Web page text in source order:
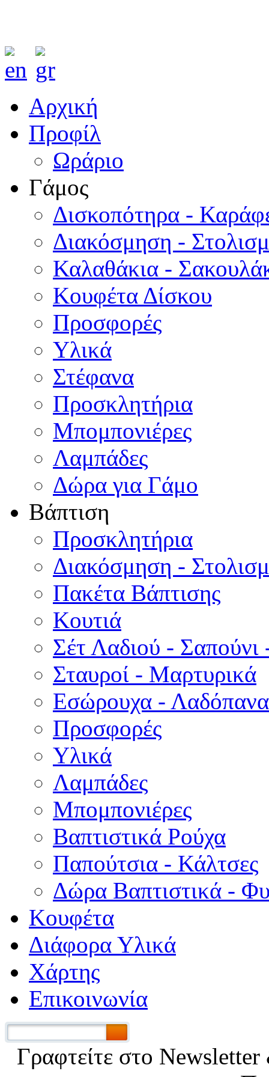
Αρχική
Προφίλ
Ωράριο
Γάμος
Δισκοπότηρα -
Διακόσμηση -
Καλαθάκια -
Κουφέτα Δίσκου
Προσφορές
Υλικά
Στέφανα
Προσκλητήρια
Μπομπονιέρες
Λαμπάδες
Δώρα για Γάμο
Βάπτιση
Προσκλητήρια
Διακόσμηση -
Πακέτα Βάπτισης
Κουτιά
Σέτ Λαδιού - Σαπούνι
Σταυροί - Μαρτυρικά
Εσώρουχα -
Προσφορές
Υλικά
Λαμπάδες
Μπομπονιέρες
Βαπτιστικά Ρούχα
Παπούτσια - Κάλτσες
Δώρα Βαπτιστικά -
Κουφέτα
Διάφορα Υλικά
Χάρτης
Επικοινωνία
Γραφτείτε στο Νewsletter